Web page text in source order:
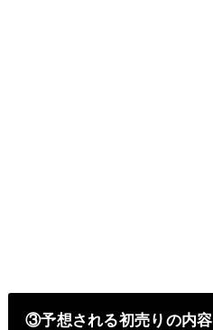
③予想される初売りの内容